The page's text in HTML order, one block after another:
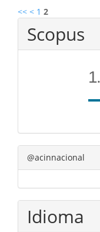
<< < 1 2
Scopus
@acinnacional
Idioma